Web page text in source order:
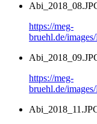
https://meg-
bruehl.de/
https://meg-
bruehl.de/